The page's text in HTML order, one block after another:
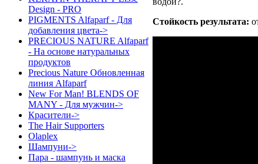
Design - PRO
PIGMENTS Alfaparf - Для
добавления цвета->
PRECIOUS NATURE Alfaparf
- На основе натуральных
продуктов
Precious Nature Обновленная
линия Alfaparf
New For Man! BLENDS OF
MANY - Для мужчин->
Красители->
The Hair Supporters
Olaplex
Шампуни->
Пара - шампунь и маска
Стойкость результата: